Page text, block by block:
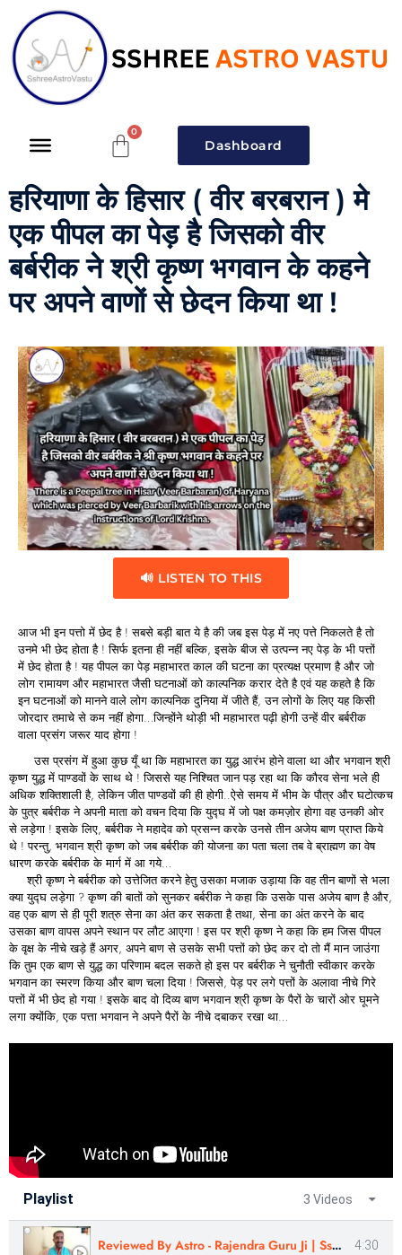
Dashboard
हरियाणा के हिसार ( वीर बरबरान ) मे
एक पीपल का पेड़ है जिसको वीर
बर्बरीक ने श्री कृष्ण भगवान के कहने
पर अपने वाणों से छेदन किया था !
🔊 LISTEN TO THIS
आज भी इन पत्तो में छेद है ! सबसे बड़ी बात ये है की जब इस पेड़ में नए पत्ते निकलते है तो
उनमे भी छेद होता है ! सिर्फ इतना ही नहीं बल्कि, इसके बीज से उत्पन्न नए पेड़ के भी पत्तों
में छेद होता है ! यह पीपल का पेड़ महाभारत काल की घटना का प्रत्यक्ष प्रमाण है और जो
लोग रामायण और महाभारत जैसी घटनाओं को काल्पनिक करार देते है एवं यह कहते है कि
इन घटनाओं को मानने वाले लोग काल्पनिक दुनिया में जीते हैं, उन लोगों के लिए यह किसी
जोरदार तमाचे से कम नहीं होगा…जिन्होंने थोड़ी भी महाभारत पढ़ी होगी उन्हें वीर बर्बरीक
वाला प्रसंग जरूर याद होगा !
उस प्रसंग में हुआ कुछ यूँ था कि महाभारत का युद्ध आरंभ होने वाला था और भगवान श्री
कृष्ण युद्ध में पाण्डवों के साथ थे ! जिससे यह निश्चित जान पड़ रहा था कि कौरव सेना भले ही
अधिक शक्तिशाली है, लेकिन जीत पाण्डवों की ही होगी..ऐसे समय में भीम के पौत्र और घटोत्कच
के पुत्र बर्बरीक ने अपनी माता को वचन दिया कि युद्घ में जो पक्ष कमज़ोर होगा वह उनकी ओर
से लड़ेगा ! इसके लिए, बर्बरीक ने महादेव को प्रसन्न करके उनसे तीन अजेय बाण प्राप्त किये
थे ! परन्तु, भगवान श्री कृष्ण को जब बर्बरीक की योजना का पता चला तब वे ब्राह्मण का वेष
धारण करके बर्बरीक के मार्ग में आ गये…
श्री कृष्ण ने बर्बरीक को उत्तेजित करने हेतु उसका मजाक उड़ाया कि वह तीन बाणों से भला
क्या युद्घ लड़ेगा ? कृष्ण की बातों को सुनकर बर्बरीक ने कहा कि उसके पास अजेय बाण है और,
वह एक बाण से ही पूरी शत्रु सेना का अंत कर सकता है तथा, सेना का अंत करने के बाद
उसका बाण वापस अपने स्थान पर लौट आएगा ! इस पर श्री कृष्ण ने कहा कि हम जिस पीपल
के वृक्ष के नीचे खड़े हैं अगर, अपने बाण से उसके सभी पत्तों को छेद कर दो तो मैं मान जाउंगा
कि तुम एक बाण से युद्ध का परिणाम बदल सकते हो इस पर बर्बरीक ने चुनौती स्वीकार करके
भगवान का स्मरण किया और बाण चला दिया ! जिससे, पेड़ पर लगे पत्तों के अलावा नीचे गिरे
पत्तों में भी छेद हो गया ! इसके बाद वो दिव्य बाण भगवान श्री कृष्ण के पैरों के चारों ओर घूमने
लगा क्योंकि, एक पत्ता भगवान ने अपने पैरों के नीचे दबाकर रखा था…
Playlist 3 Videos
Reviewed By Astro - Rajendra Guru Ji | Sshree Astro Vastu 4:30